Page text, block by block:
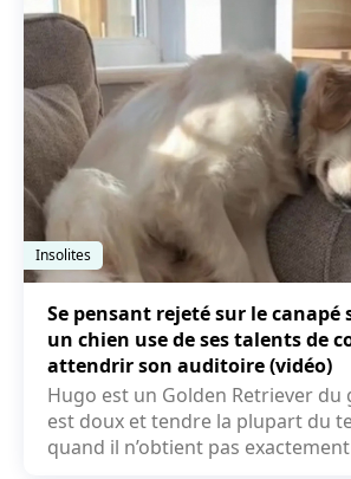
Insolites
Se pensant rejeté sur le canapé
un chien use de ses talents de
attendrir son auditoire (vidéo)
Hugo est un Golden Retriever du
est doux et tendre la plupart du
quand il n’obtient pas